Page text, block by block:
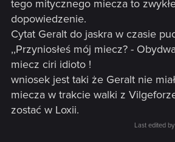
tego mitycznego miecza to
dopowiedzenie.
Cytat Geralt do jaskra w czasie
,,Przyniosłeś mój miecz? -
miecz ciri idioto !
wniosek jest taki że Geralt nie
miecza w trakcie walki z
zostać w Loxii.
Last edited